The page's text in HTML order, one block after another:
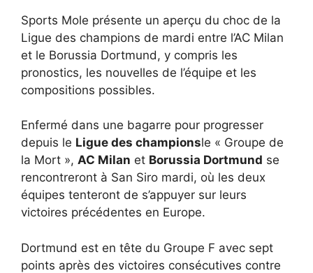
Sports Mole présente un aperçu du choc de la
Ligue des champions de mardi entre l’AC Milan
et le Borussia Dortmund, y compris les
pronostics, les nouvelles de l’équipe et les
compositions possibles.
Enfermé dans une bagarre pour progresser
depuis le Ligue des championsle « Groupe de
la Mort », AC Milan et Borussia Dortmund se
rencontreront à San Siro mardi, où les deux
équipes tenteront de s’appuyer sur leurs
victoires précédentes en Europe.
Dortmund est en tête du Groupe F avec sept
points après des victoires consécutives contre